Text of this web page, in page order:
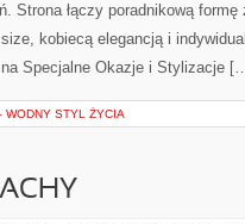
Strona łączy poradnikową
kobiecą elegancją i
Specjalne Okazje i Stylizacje
WODNY STYL ŻYCIA